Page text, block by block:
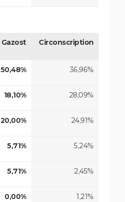
Gazost Circonscription
50,48% 36,96%
18,10% 28,09%
20,00% 24,91%
5,71% 5,24%
5,71% 2,45%
0,00% 1,21%